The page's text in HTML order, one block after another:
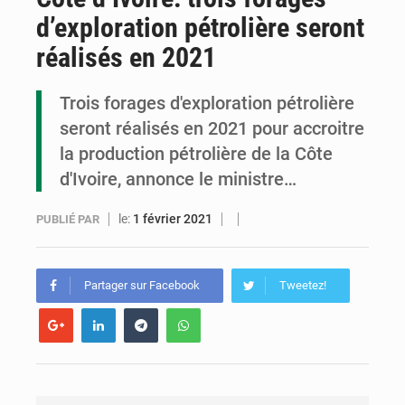
Congo : la Grande foire agricole pour renforcer la souveraineté alimentaire
Le Congo se dote d’un programme national pour valoriser les produits forestiers non ligneux
d’exploration pétrolière seront
réalisés en 2021
Trois forages d'exploration pétrolière
seront réalisés en 2021 pour accroitre
la production pétrolière de la Côte
d'Ivoire, annonce le ministre…
PUBLIÉ PAR le: 1 février 2021
Partager sur Facebook Tweetez!